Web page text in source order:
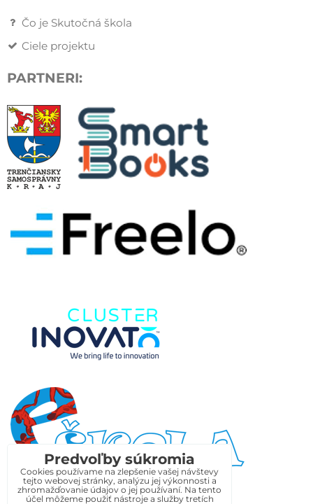
Čo je Skutočná škola
Ciele projektu
PARTNERI:
Predvoľby súkromia
Cookies používame na zlepšenie vašej návštevy
tejto webovej stránky, analýzu jej výkonnosti a
zhromažďovanie údajov o jej používaní. Na tento
účel môžeme použiť nástroje a služby tretích